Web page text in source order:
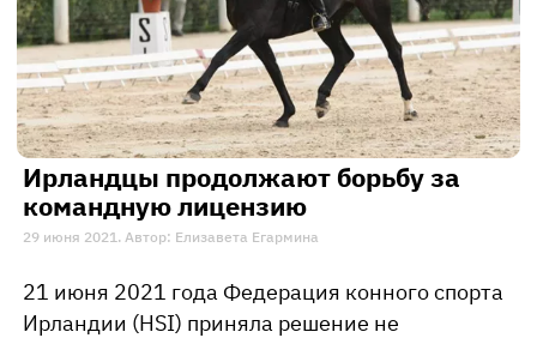
Ирландцы продолжают борьбу за
командную лицензию
29 июня 2021. Автор: Елизавета Егармина
21 июня 2021 года Федерация конного спорта
Ирландии (HSI) приняла решение не